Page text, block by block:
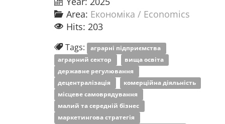
Area: Економіка / Economics
Hits: 203
Tags: аграрні підприємства
аграрний сектор
вища освіта
державне регулювання
децентралізація
комерційна діяльність
місцеве самоврядування
малий та середній бізнес
маркетингова стратегія